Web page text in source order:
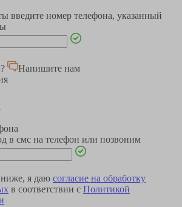
введите номер телефона, указанный
Напишите нам
в смс на телефон или позвоним
я даю согласие на обработку
в соответствии с Политикой